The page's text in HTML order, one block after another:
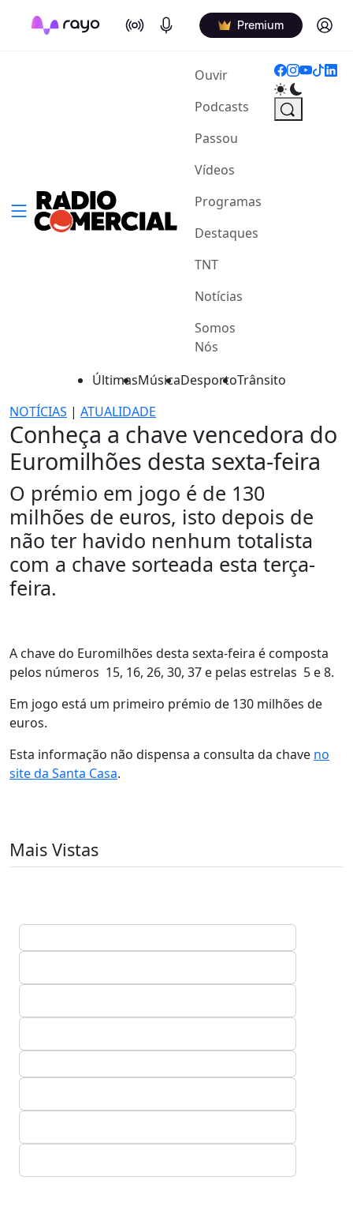
On Air Podcasts Premium Log in
Ouvir(current)
Podcasts
Passou
Vídeos
Programas
Destaques
TNT
Notícias
Somos
Nós
ÚltimasMúsicaDesportoTrânsito
NOTÍCIAS | ATUALIDADE
Conheça a chave vencedora do
Euromilhões desta sexta-feira
O prémio em jogo é de 130
milhões de euros, isto depois de
não ter havido nenhum totalista
com a chave sorteada esta terça-
feira.
A chave do Euromilhões desta sexta-feira é composta
pelos números 15, 16, 26, 30, 37 e pelas estrelas 5 e 8.
Em jogo está um primeiro prémio de 130 milhões de
euros.
Esta informação não dispensa a consulta da chave no
site da Santa Casa.
Mais Vistas